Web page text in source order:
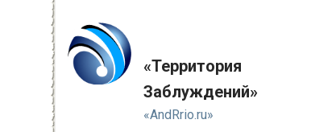
ПРОГНОЗЫ И ПРОРОЧЕСТВА
ПЛАНЕТА ЗЕМЛЯ«Территория
Заблуждений»
«AndRrio.ru»